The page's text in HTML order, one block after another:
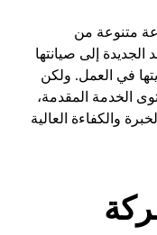
متنوعة من
إلى صيانتها
في العمل. ولكن
الخدمة المقدمة،
والكفاءة العالية